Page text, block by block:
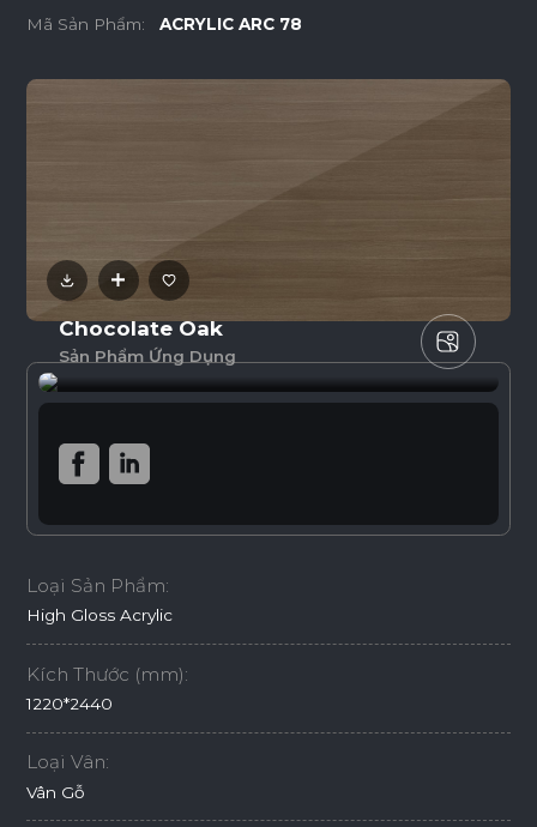
Mã Sản Phẩm: ACRYLIC ARC 78
Chocolate Oak
Sản Phẩm Ứng Dụng
Loại Sản Phẩm:
High Gloss Acrylic
Kích Thước (mm):
1220*2440
Loại Vân:
Vân Gỗ